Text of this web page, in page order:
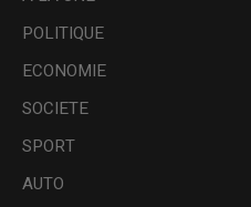
POLITIQUE
ECONOMIE
SOCIETE
SPORT
AUTO